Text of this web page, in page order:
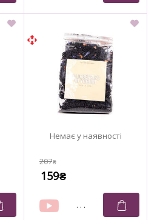
207₴
159₴